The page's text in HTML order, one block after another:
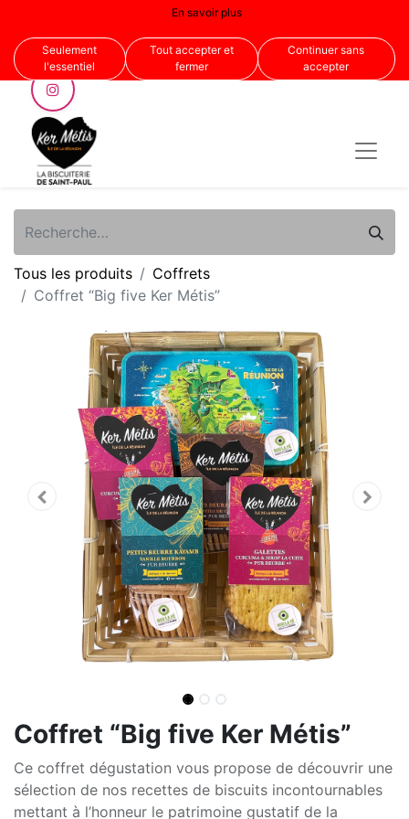
Nous suivre
Tous les produits
Coffrets
Coffret “Big five Ker Métis”
Coffret “Big five Ker Métis”
Ce coffret dégustation vous propose de découvrir une
sélection de nos recettes de biscuits incontournables
mettant à l’honneur le patrimoine gustatif de la
En savoir plus
Seulement
l'essentiel
Tout accepter et
fermer
Continuer sans
accepter